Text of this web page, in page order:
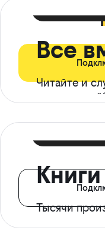
Все
Читайте и
Книги
Тысячи
с доступом